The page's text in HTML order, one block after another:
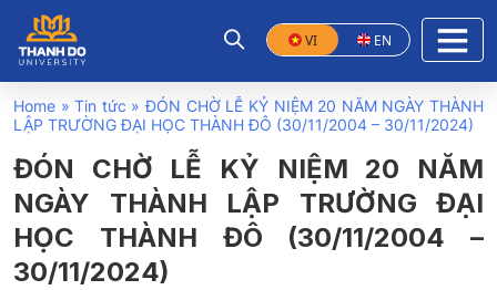
VI EN
Home »Tin tức »ĐÓN CHỜ LỄ KỶ NIỆM 20 NĂM NGÀY THÀNH
LẬP TRƯỜNG ĐẠI HỌC THÀNH ĐÔ (30/11/2004 – 30/11/2024)
ĐÓN CHỜ LỄ KỶ NIỆM 20 NĂM
NGÀY THÀNH LẬP TRƯỜNG ĐẠI
HỌC THÀNH ĐÔ (30/11/2004 –
30/11/2024)